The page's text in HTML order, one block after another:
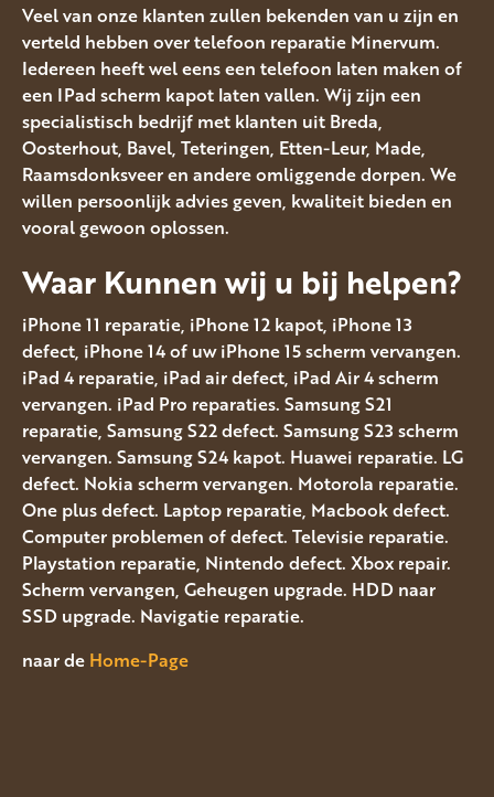
Veel van onze klanten zullen bekenden van u zijn en
verteld hebben over telefoon reparatie Minervum.
Iedereen heeft wel eens een telefoon laten maken of
een IPad scherm kapot laten vallen. Wij zijn een
specialistisch bedrijf met klanten uit Breda,
Oosterhout, Bavel, Teteringen, Etten-Leur, Made,
Raamsdonksveer en andere omliggende dorpen. We
willen persoonlijk advies geven, kwaliteit bieden en
vooral gewoon oplossen.
Waar Kunnen wij u bij helpen?
iPhone 11 reparatie, iPhone 12 kapot, iPhone 13
defect, iPhone 14 of uw iPhone 15 scherm vervangen.
iPad 4 reparatie, iPad air defect, iPad Air 4 scherm
vervangen. iPad Pro reparaties. Samsung S21
reparatie, Samsung S22 defect. Samsung S23 scherm
vervangen. Samsung S24 kapot. Huawei reparatie. LG
defect. Nokia scherm vervangen. Motorola reparatie.
One plus defect. Laptop reparatie, Macbook defect.
Computer problemen of defect. Televisie reparatie.
Playstation reparatie, Nintendo defect. Xbox repair.
Scherm vervangen, Geheugen upgrade. HDD naar
SSD upgrade. Navigatie reparatie.
naar de Home-Page